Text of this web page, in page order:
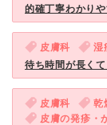
的確丁寧わかり
皮膚科 湿
待ち時間が長く
皮膚科
乾
皮膚の発疹・